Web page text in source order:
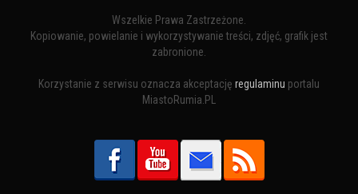
Wszelkie Prawa Zastrzeżone.
Kopiowanie, powielanie i wykorzystywanie treści, zdjęć, grafik jest
zabronione.
Korzystanie z serwisu oznacza akceptację regulaminu portalu
MiastoRumia.PL